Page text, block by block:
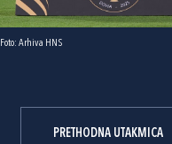
Foto: Arhiva HNS
PRETHODNA UTAKMICA